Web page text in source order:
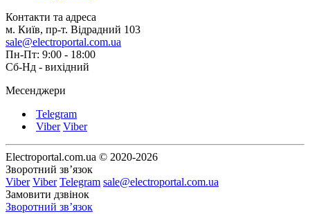
Контакти та адреса
м. Київ, пр-т. Відрадний 103
sale@electroportal.com.ua
Пн-Пт: 9:00 - 18:00
Сб-Нд - вихідний
Месенджери
Telegram
Viber Viber
Electroportal.com.ua © 2020-2026
Зворотний зв’язок
Viber Viber Telegram sale@electroportal.com.ua
Замовити дзвінок
Зворотний зв’язок